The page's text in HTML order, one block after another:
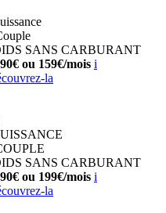
SANS CARBURANT
ou 159€/mois i
la
SANS CARBURANT
ou 199€/mois i
la